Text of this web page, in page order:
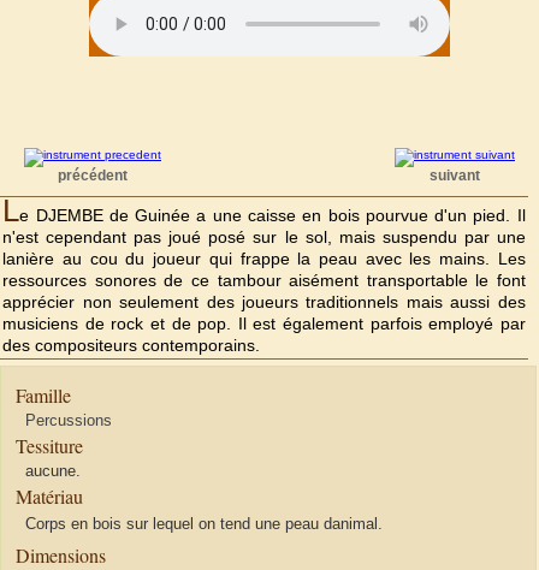
précédent suivant
Le DJEMBE de Guinée a une caisse en bois pourvue d'un pied. Il
n'est cependant pas joué posé sur le sol, mais suspendu par une
lanière au cou du joueur qui frappe la peau avec les mains. Les
ressources sonores de ce tambour aisément transportable le font
apprécier non seulement des joueurs traditionnels mais aussi des
musiciens de rock et de pop. Il est également parfois employé par
des compositeurs contemporains.
Famille
Percussions
Tessiture
aucune.
Matériau
Corps en bois sur lequel on tend une peau danimal.
Dimensions